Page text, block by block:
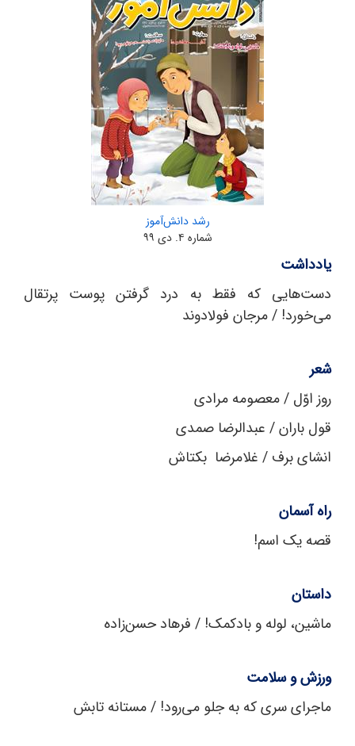
رشد دانش‌آموز
شماره ۴. دی ۹۹
یادداشت
دست‌هایی که فقط به درد گرفتن پوست پرتقال
می‌خورد! / مرجان فولادوند
شعر
روز اوّل / معصومه مرادی
قول باران / عبدالرضا صمدی
انشای برف / غلامرضا بکتاش
راه آسمان
قصه یک اسم!
داستان
ماشین، لوله و بادکمک! / فرهاد حسن‌زاده
ورزش و سلامت
ماجرای سری که به جلو می‌رود! / مستانه تابش